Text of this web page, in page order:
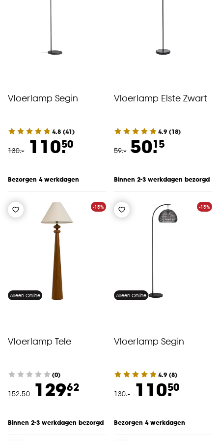
cookieverklaring
Vloerlamp Segin
4.8 (41)
130.- 110.50
Bezorgen 4 werkdagen
Vloerlamp Elste Zwart
4.9 (18)
59.- 50.15
Binnen 2-3 werkdagen bezorgd
-15%
Alleen Online
Vloerlamp Tele
(0)
152.50 129.62
Binnen 2-3 werkdagen bezorgd
-15%
Alleen Online
Vloerlamp Segin
4.9 (8)
130.- 110.50
Bezorgen 4 werkdagen